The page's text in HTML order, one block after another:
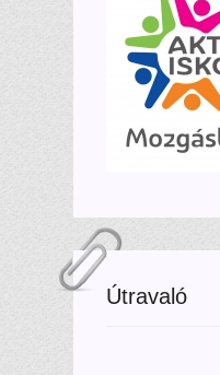
Útravaló